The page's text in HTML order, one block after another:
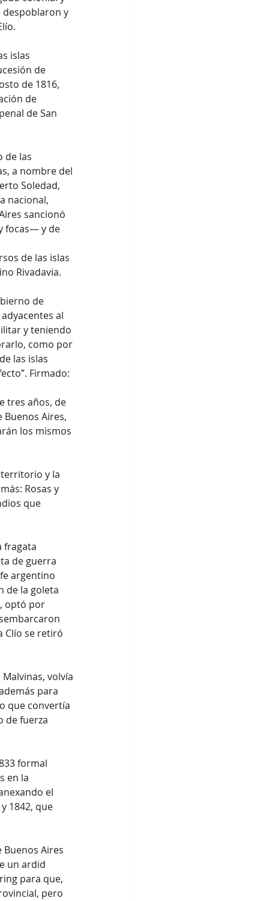
despoblaron y
islas
de
de 1816,
de
de San
de las
a nombre del
Soledad,
nacional,
sancionó
focas— y de
de las islas
Rivadavia.
de
al
y teniendo
como por
las islas
Firmado:
tres años, de
Aires,
los mismos
y la
Rosas y
que
fragata
de guerra
argentino
de la goleta
optó por
Clío se retiró
volvía
para
que convertía
de fuerza
formal
en la
el
1842, que
Buenos Aires
un ardid
para que,
pero